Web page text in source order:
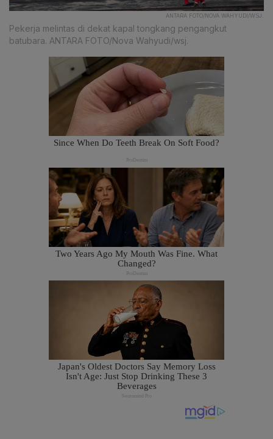
ANTARA FOTO/NOVA WAHYUDI/WSJ.
Pekerja melintas di dekat kapal tongkang pengangkut
batubara. ANTARA FOTO/Nova Wahyudi/wsj.